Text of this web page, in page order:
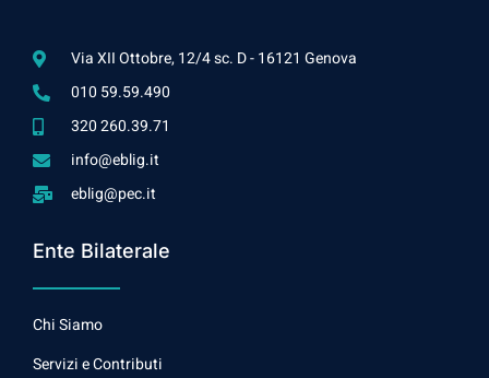
Via XII Ottobre, 12/4 sc. D - 16121 Genova
010 59.59.490
320 260.39.71
info@eblig.it
eblig@pec.it
Ente Bilaterale
Chi Siamo
Servizi e Contributi